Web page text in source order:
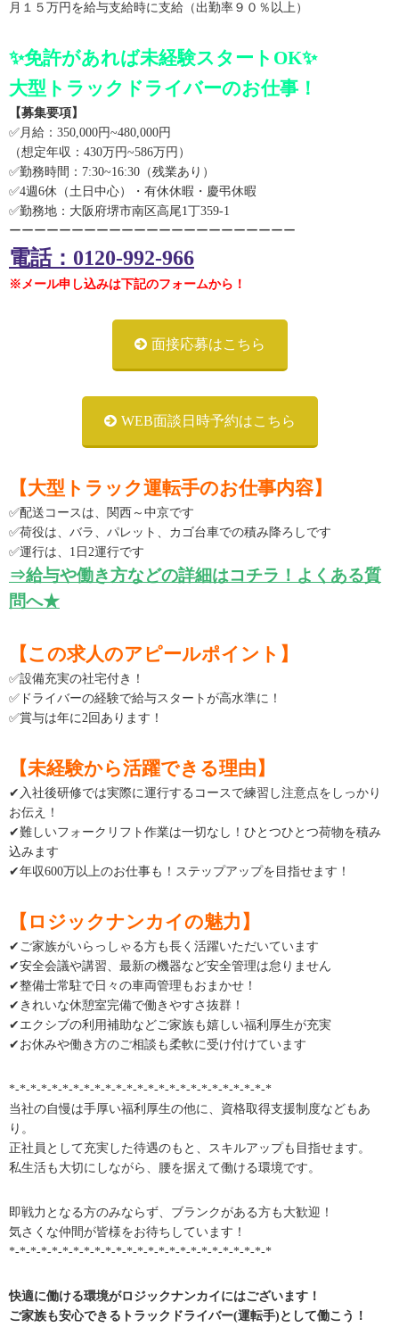
月１５万円を給与支給時に支給（出勤率９０％以上）
✨免許があれば未経験スタートOK✨
大型トラックドライバーのお仕事！
【募集要項】
✅月給：350,000円~480,000円
（想定年収：430万円~586万円）
✅勤務時間：7:30~16:30（残業あり）
✅4週6休（土日中心）・有休休暇・慶弔休暇
✅勤務地：大阪府堺市南区高尾1丁359-1
ーーーーーーーーーーーーーーーーーーーーーーー
電話：0120-992-966
※メール申し込みは下記のフォームから！
面接応募はこちら
WEB面談日時予約はこちら
【大型トラック運転手のお仕事内容】
✅配送コースは、関西～中京です
✅荷役は、バラ、パレット、カゴ台車での積み降ろしです
✅運行は、1日2運行です
⇒給与や働き方などの詳細はコチラ！よくある質
問へ★
【この求人のアピールポイント】
✅設備充実の社宅付き！
✅ドライバーの経験で給与スタートが高水準に！
✅賞与は年に2回あります！
【未経験から活躍できる理由】
✔入社後研修では実際に運行するコースで練習し注意点をしっかり
お伝え！
✔難しいフォークリフト作業は一切なし！ひとつひとつ荷物を積み
込みます
✔年収600万以上のお仕事も！ステップアップを目指せます！
【ロジックナンカイの魅力】
✔ご家族がいらっしゃる方も長く活躍いただいています
✔安全会議や講習、最新の機器など安全管理は怠りません
✔整備士常駐で日々の車両管理もおまかせ！
✔きれいな休憩室完備で働きやすさ抜群！
✔エクシブの利用補助などご家族も嬉しい福利厚生が充実
✔お休みや働き方のご相談も柔軟に受け付けています
*-*-*-*-*-*-*-*-*-*-*-*-*-*-*-*-*-*-*-*-*-*-*-*-*
当社の自慢は手厚い福利厚生の他に、資格取得支援制度などもあ
り。
正社員として充実した待遇のもと、スキルアップも目指せます。
私生活も大切にしながら、腰を据えて働ける環境です。
即戦力となる方のみならず、ブランクがある方も大歓迎！
気さくな仲間が皆様をお待ちしています！
*-*-*-*-*-*-*-*-*-*-*-*-*-*-*-*-*-*-*-*-*-*-*-*-*
快適に働ける環境がロジックナンカイにはございます！
ご家族も安心できるトラックドライバー(運転手)として働こう！